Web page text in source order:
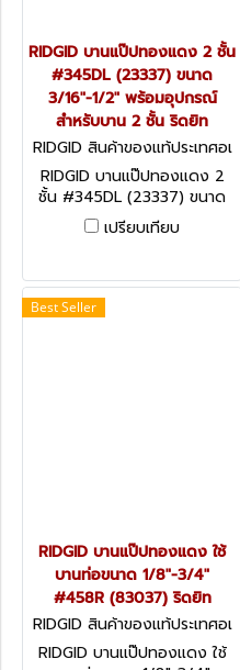
RIDGID บานแป๊ปทองแดง 2 ชั้น
#345DL (23337) ขนาด
3/16"-1/2" พร้อมอุปกรณ์
สำหรับบาน 2 ชั้น ริดยิท
RIDGID สินค้าของแท้ประเทศอเ
มริกา 23337
RIDGID บานแป๊ปทองแดง 2
ชั้น #345DL (23337) ขนาด
3/16"-1/2" พร้อมอุปกรณ์
สำหรับบาน 2 ชั้น ริดยิท
เปรียบเทียบ
Best Seller
RIDGID บานแป๊ปทองแดง ใช้
บานท่อขนาด 1/8"-3/4"
#458R (83037) ริดยิท
RIDGID สินค้าของแท้ประเทศอเ
มริกา 83037
RIDGID บานแป๊ปทองแดง ใช้